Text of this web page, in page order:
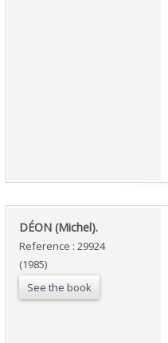
‎DÉON (Michel).‎
Reference : 29924
(1985)
See the book